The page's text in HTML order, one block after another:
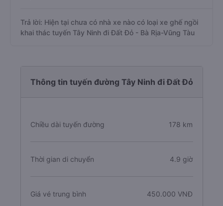
Trả lời: Hiện tại chưa có nhà xe nào có loại xe ghế ngồi
khai thác tuyến Tây Ninh đi Đất Đỏ - Bà Rịa-Vũng Tàu
Thông tin tuyến đường Tây Ninh đi Đất Đỏ
Chiều dài tuyến đường 178 km
Thời gian di chuyển 4.9 giờ
Giá vé trung bình 450.000 VNĐ